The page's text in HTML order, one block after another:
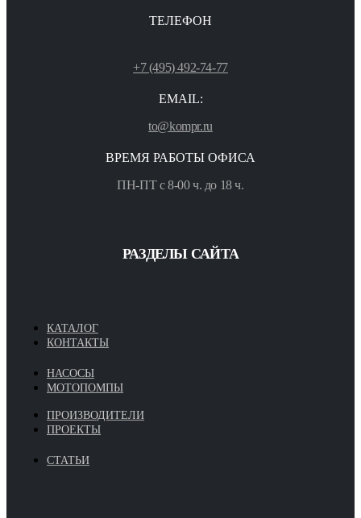
ТЕЛЕФОН
+7 (495) 492-74-77
EMAIL:
to@kompr.ru
ВРЕМЯ РАБОТЫ ОФИСА
ПН-ПТ с 8-00 ч. до 18 ч.
РАЗДЕЛЫ САЙТА
КАТАЛОГ
КОНТАКТЫ
НАСОСЫ
МОТОПОМПЫ
ПРОИЗВОДИТЕЛИ
ПРОЕКТЫ
СТАТЬИ